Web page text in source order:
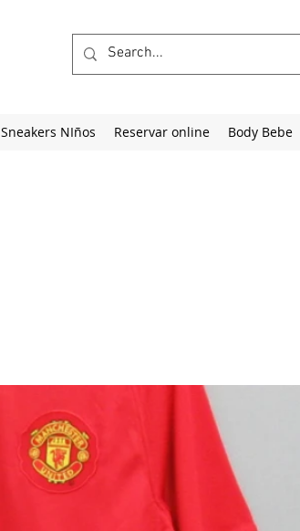
Sneakers NIños Reservar online Body Bebe